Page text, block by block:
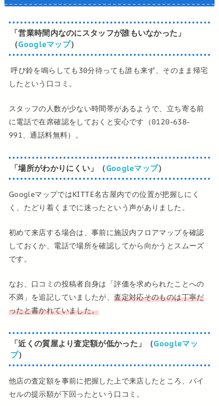
「営業時間内なのにスタッフが誰もいなかった」
（Googleマップ）
呼び鈴を鳴らしても30分待っても誰も来ず、そのまま帰宅
したという口コミ。
スタッフの人数が少ない時間帯があるようで、立ち寄る前
に電話で在席確認をしておくと安心です（0120-638-
991、通話料無料）。
「場所がわかりにくい」（Googleマップ）
GoogleマップではKITTE名古屋内での位置が把握しにく
く、たどり着くまでに迷ったという声がありました。
初めて来店する場合は、事前に施設内フロアマップを確認
しておくか、電話で場所を確認してから向かうとスムーズ
です。
なお、口コミの投稿者自身は「評価を求められたことへの
不満」を追記していましたが、査定対応そのものは丁寧だ
ったと書かれていました。
「近くの質屋より査定額が低かった」（Googleマッ
プ）
他店の査定額を事前に把握した上で来店したところ、バイ
セルの提示額が下回ったという口コミ。